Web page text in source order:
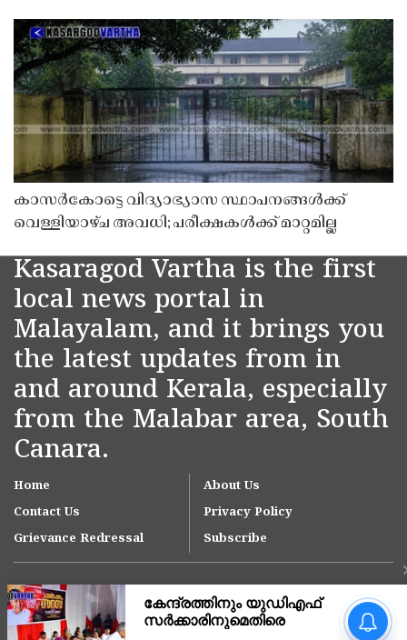
കാസർകോട്ടെ വിദ്യാഭ്യാസ സ്ഥാപനങ്ങൾക്ക്
വെള്ളിയാഴ്ച അവധി; പരീക്ഷകൾക്ക് മാറ്റമില്ല
Kasaragod Vartha is the first
local news portal in
Malayalam, and it brings you
the latest updates from in
and around Kerala, especially
from the Malabar area, South
Canara.
Home
About Us
Contact Us
Privacy Policy
Grievance Redressal
Subscribe
'ഇന്ത്യയിലെ ഏറ്റവും വലിയ
മൂന്ന് ആശുപത്രി